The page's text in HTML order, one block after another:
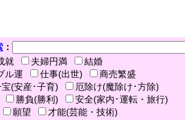
：
就 夫婦円満
結婚
ル運 仕事(出世)
商売繁盛
宝(安産･子育)
厄除け(魔除け･方除)
勝負(勝利)
安全(家内･運転・旅行)
願望 才能(芸能・技術)